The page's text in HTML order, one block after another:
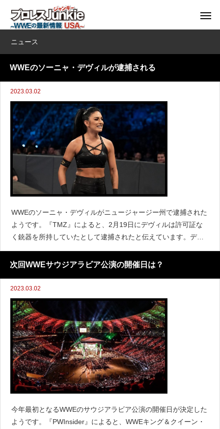
ニュース
WWEのソーニャ・デヴィルが逮捕される
2023.03.02
WWEのソーニャ・デヴィルがニュージャージー州で逮捕された
ようです。『TMZ』によると、2月19日にデヴィルは許可証な
く銃器を所持していたとして逮捕されたと伝えています。デヴ
ィルはフロリダ州で許可証を持っているものの、ニュージャー
ジー州ではその許可証が有効でないため逮捕されたというこ
次回WWEサウジアラビア公演の開催日は？
2023.03.02
今年最初となるWWEのサウジアラビア公演の開催日が決定した
ようです。『PWInsider』によると、WWEキング＆クイーン・